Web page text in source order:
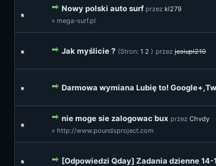
Nowy polski auto surf przez kl279
» mega-surf.pl
Jak myślicie ? (Stron: 1 2 ) przez jasiupl210
Darmowa wymiana Lubię to!
nie moge sie zalogowac bux przez Chvdy
» http://www.poundsproject.com
[Odpowiedzi Qday] Zadania dzienne 14-